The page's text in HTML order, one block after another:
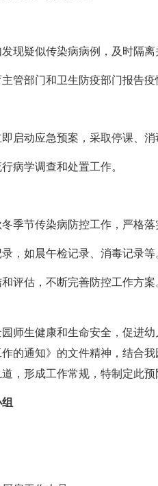
疑似传染病病例，及时隔离
部门和卫生防疫部门报告疫
动应急预案，采取停课、消
学调查和处置工作。
节传染病防控工作，严格落
如晨午检记录、消毒记录等
估，不断完善防控工作方案
生健康和生命安全，促进幼
的通知》的文件精神，结合
，形成工作常规，特制定此预